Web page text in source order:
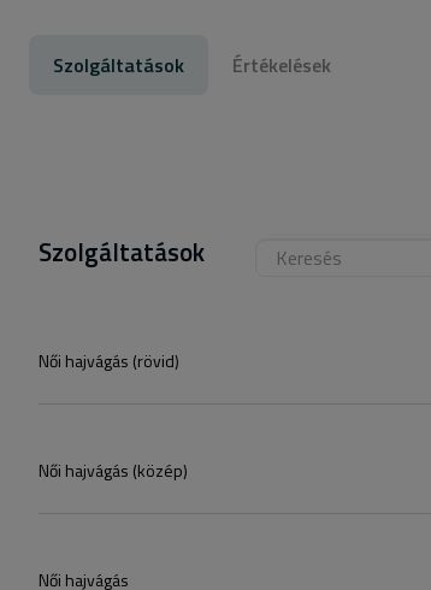
Szolgáltatások Értékelések
Szolgáltatások
Női hajvágás (rövid)
Női hajvágás (közép)
Női hajvágás